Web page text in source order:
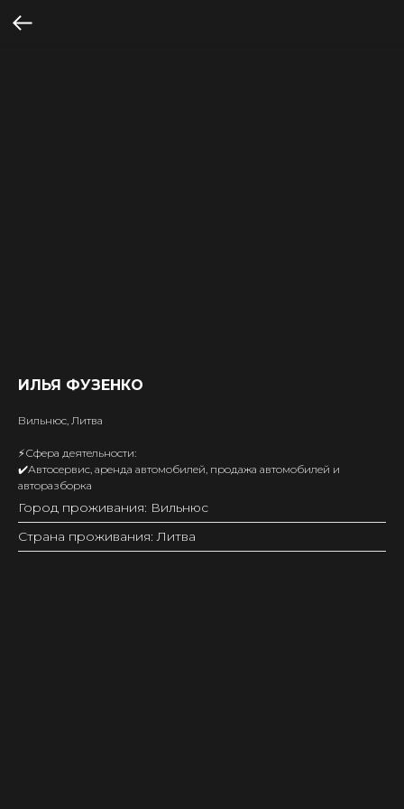
ИЛЬЯ ФУЗЕНКО
Вильнюс, Литва
⚡️Сфера деятельности:
✔️Автосервис, аренда автомобилей, продажа автомобилей и
авторазборка
Город проживания: Вильнюс
Страна проживания: Литва